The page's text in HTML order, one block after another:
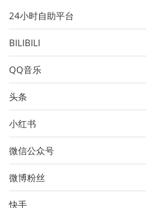
24小时自助平台
BILIBILI
QQ音乐
头条
小红书
微信公众号
微博粉丝
快手